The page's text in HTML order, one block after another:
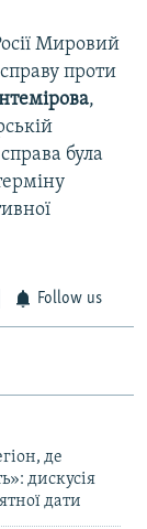
Мировий
проти
,
була
Follow us
де
дискусія
дати